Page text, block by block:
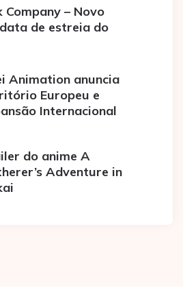
Company – Novo
de estreia do
Animation anuncia
Europeu e
Internacional
do anime A
Adventure in